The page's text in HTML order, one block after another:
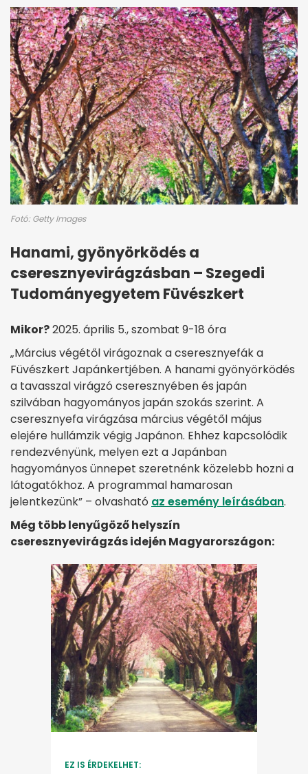
Fotó: Getty Images
Hanami, gyönyörködés a
cseresznyevirágzásban – Szegedi
Tudományegyetem Füvészkert
Mikor?2025. április 5., szombat 9-18 óra
„Március végétől virágoznak a cseresznyefák a
Füvészkert Japánkertjében. A hanami gyönyörködés
a tavasszal virágzó cseresznyében és japán
szilvában hagyományos japán szokás szerint. A
cseresznyefa virágzása március végétől május
elejére hullámzik végig Japánon. Ehhez kapcsolódik
rendezvényünk, melyen ezt a Japánban
hagyományos ünnepet szeretnénk közelebb hozni a
látogatókhoz. A programmal hamarosan
jelentkezünk” – olvasható az esemény leírásában.
Még több lenyűgöző helyszín
cseresznyevirágzás idején Magyarországon:
EZ IS ÉRDEKELHET: